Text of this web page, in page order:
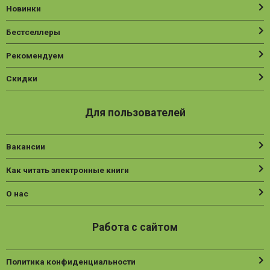
Нехудожественная литература
Общественные и гуманитарные науки
Политика
Психология
Спорт
Фантастика
Художественная литература
Новинки
Бестселлеры
Рекомендуем
Скидки
Для пользователей
Вакансии
Как читать электронные книги
О нас
Работа с сайтом
Политика конфиденциальности